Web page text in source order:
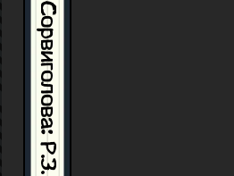
Сорвиголова: Р.З.